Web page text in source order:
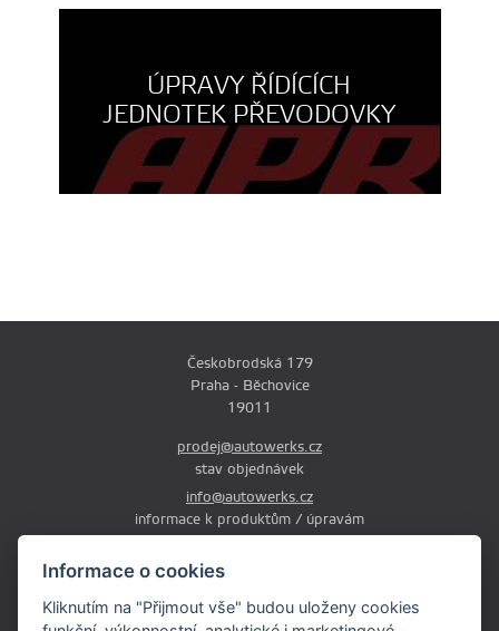
Informace o cookies
Kliknutím na "Přijmout vše" budou uloženy cookies
ÚPRAVY ŘÍDÍCÍCH
JEDNOTEK PŘEVODOVKY
Českobrodská 179
Praha - Běchovice
19011
prodej@autowerks.cz
stav objednávek
info@autowerks.cz
informace k produktům / úpravám
Pá: 9:00-12:00 a 13:00-16:00